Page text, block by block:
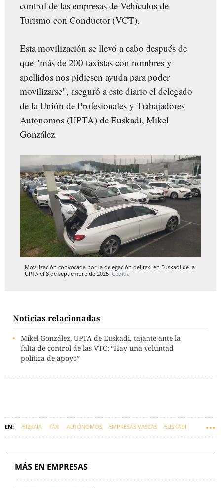
control de las empresas de Vehículos de
Turismo con Conductor (VCT).
Esta movilización se llevó a cabo después de
que "más de 200 taxistas con nombres y
apellidos nos pidiesen ayuda para poder
movilizarse", aseguró a este diario el delegado
de la Unión de Profesionales y Trabajadores
Autónomos (UPTA) de Euskadi, Mikel
González.
Movilización convocada por la delegación del taxi en Euskadi de la
UPTA el 8 de septiembre de 2025 Cedida
Noticias relacionadas
Mikel González, UPTA de Euskadi, tajante ante la
falta de control de las VTC: “Hay una voluntad
política de apoyo”
BIZKAIA TAXI AUTÓNOMOS EMPRESAS VASCAS EUSKADI
MÁS EN EMPRESAS